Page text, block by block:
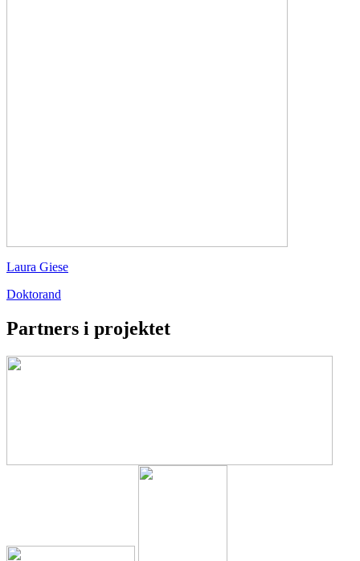
Laura Giese
Doktorand
Partners i projektet